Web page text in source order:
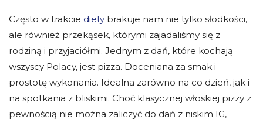
Często w trakcie diety brakuje nam nie tylko słodkości,
ale również przekąsek, którymi zajadaliśmy się z
rodziną i przyjaciółmi. Jednym z dań, które kochają
wszyscy Polacy, jest pizza. Doceniana za smak i
prostotę wykonania. Idealna zarówno na co dzień, jak i
na spotkania z bliskimi. Choć klasycznej włoskiej pizzy z
pewnością nie można zaliczyć do dań z niskim IG,